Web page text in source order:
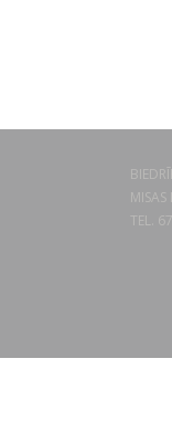
TEL.